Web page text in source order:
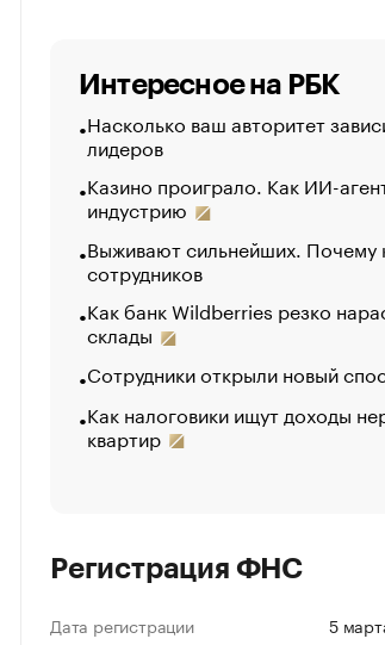
Интересное на РБК
Насколько ваш авторитет
лидеров
Казино проиграло. Как ИИ-
индустрию
Выживают сильнейших. Почему
сотрудников
Как банк Wildberries резко
склады
Сотрудники открыли новый
Как налоговики ищут доходы
квартир
Регистрация ФНС
Дата регистрации
5